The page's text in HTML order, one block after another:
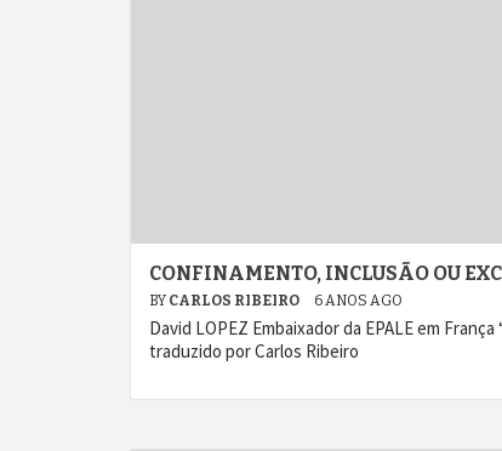
CONFINAMENTO, INCLUSÃO OU
BY CARLOS RIBEIRO 6 ANOS AGO
David LOPEZ Embaixador da EPALE em
traduzido por Carlos Ribeiro